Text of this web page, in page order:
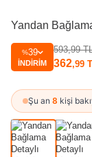
Yandan
%39
İNDIRIM
593,99
362,99
Şu an 8 kişi